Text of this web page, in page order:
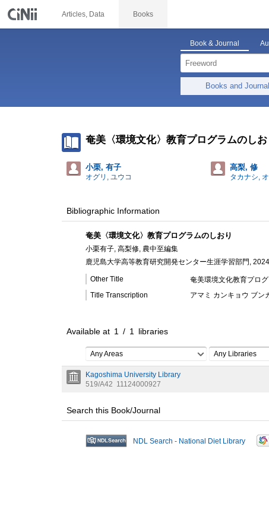
Articles, Data Books
Book & Journal
Books and
奄美〈環境文化〉教育プログラムのしお
小栗, 有子
オグリ, ユウコ
高梨, 修
タカナシ,
Bibliographic Information
奄美〈環境文化〉教育プログラムのしおり
小栗有子, 高梨修, 農中至編集
鹿児島大学高等教育研究開発センター生涯学習部門,
Other Title
奄美環境文化教育プロ
Title Transcription
アマミ カンキョウ ブン
Available at 1 / 1 libraries
Any Areas Any Libraries
Kagoshima University Library
519/A42 11124000927
Search this Book/Journal
NDL Search - National Diet Library